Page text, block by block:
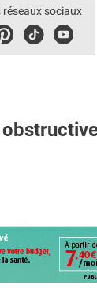
réseaux sociaux
TiktokYoubute